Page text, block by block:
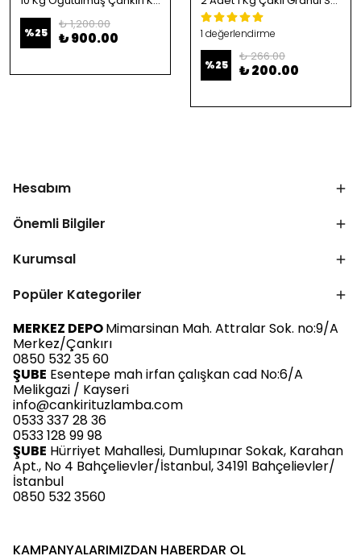
%25
₺ 1,200.00
₺ 900.00 1 değerlendirme
%25
₺ 266.00
₺ 200.00
Hesabım
Önemli Bilgiler
Kurumsal
Popüler Kategoriler
MERKEZ DEPOMimarsinan Mah. Attralar Sok. no:9/A
Merkez/Çankırı
0850 532 35 60
ŞUBE Esentepe mah irfan çalışkan cad No:6/A
Melikgazi / Kayseri
info@cankirituzlamba.com
0533 337 28 36
0533 128 99 98
ŞUBE Hürriyet Mahallesi, Dumlupınar Sokak, Karahan
Apt., No 4 Bahçelievler/İstanbul, 34191 Bahçelievler/
İstanbul
0850 532 3560
KAMPANYALARIMIZDAN HABERDAR OL